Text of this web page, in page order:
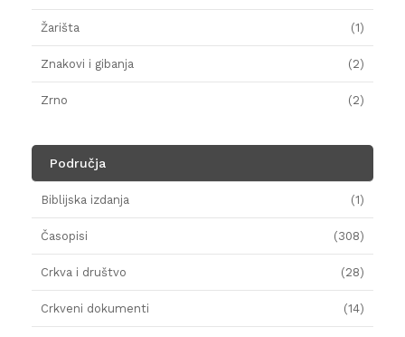
Žarišta (1)
Znakovi i gibanja (2)
Zrno (2)
Područja
Biblijska izdanja (1)
Časopisi (308)
Crkva i društvo (28)
Crkveni dokumenti (14)